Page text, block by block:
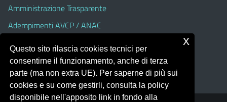
Amministrazione Trasparente
Adempimenti AVCP / ANAC
Dichiarazione di accessibilità
Questo sito rilascia cookies tecnici per
consentirne il funzionamento, anche di terza
parte (ma non extra UE). Per saperne di più sui
cookies e su come gestirli, consulta la policy
disponibile nell'apposito link in fondo alla
x